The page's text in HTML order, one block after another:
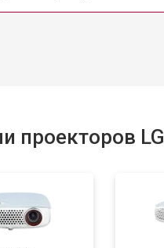
проекторов LG